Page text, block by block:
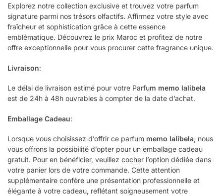
Explorez notre collection exclusive et trouvez votre parfum
signature parmi nos trésors olfactifs. Affirmez votre style avec
fraîcheur et sophistication grâce à cette essence
emblématique. Découvrez le prix Maroc et profitez de notre
offre exceptionnelle pour vous procurer cette fragrance unique.
Livraison:
Le délai de livraison estimé pour votre Parfum memo lalibela
est de 24h à 48h ouvrables à compter de la date d’achat.
Emballage Cadeau:
Lorsque vous choisissez d’offrir ce parfum memo lalibela, nous
vous offrons la possibilité d’opter pour un emballage cadeau
gratuit. Pour en bénéficier, veuillez cocher l’option dédiée dans
votre panier lors de votre commande. Cette attention
supplémentaire confère une présentation professionnelle et
élégante à votre cadeau, reflétant soigneusement votre